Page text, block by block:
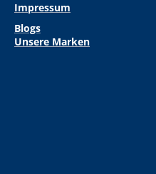
Impressum
Blogs
Unsere Marken